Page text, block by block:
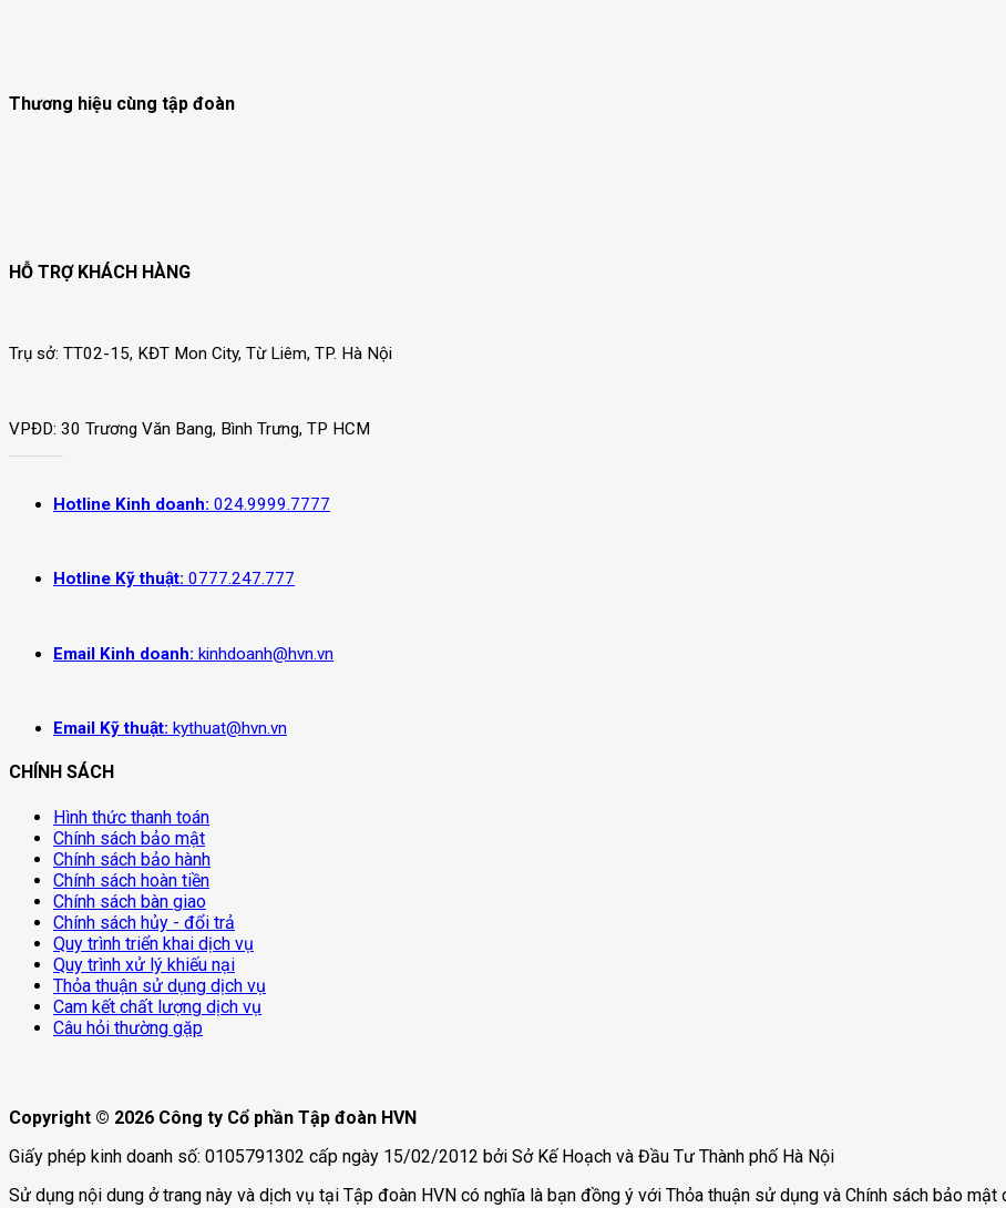
Thương hiệu cùng tập đoàn
HỖ TRỢ KHÁCH HÀNG
Trụ sở: TT02-15, KĐT Mon City, Từ Liêm, TP. Hà Nội
VPĐD: 30 Trương Văn Bang, Bình Trưng, TP HCM
Hotline Kinh doanh: 024.9999.7777
Hotline Kỹ thuật: 0777.247.777
Email Kinh doanh: kinhdoanh@hvn.vn
Email Kỹ thuật: kythuat@hvn.vn
CHÍNH SÁCH
Hình thức thanh toán
Chính sách bảo mật
Chính sách bảo hành
Chính sách hoàn tiền
Chính sách bàn giao
Chính sách hủy - đổi trả
Quy trình triển khai dịch vụ
Quy trình xử lý khiếu nại
Thỏa thuận sử dụng dịch vụ
Cam kết chất lượng dịch vụ
Câu hỏi thường gặp
Copyright © 2026 Công ty Cổ phần Tập đoàn HVN
Giấy phép kinh doanh số: 0105791302 cấp ngày 15/02/2012 bởi Sở Kế Hoạch và Đầu Tư Thành phố Hà Nội
Sử dụng nội dung ở trang này và dịch vụ tại Tập đoàn HVN có nghĩa là bạn đồng ý với Thỏa thuận sử dụng và Chính sách bảo mật